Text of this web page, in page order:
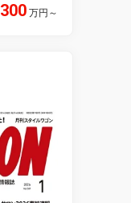
300 万円 ～